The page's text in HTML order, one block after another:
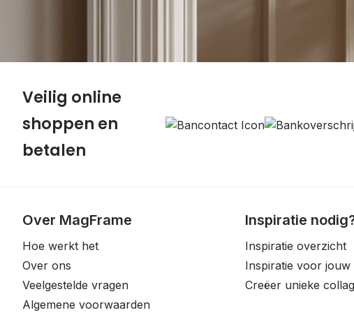
Veilig online
shoppen en
betalen
Over MagFrame
Hoe werkt het
Over ons
Veelgestelde vragen
Algemene voorwaarden
Inspiratie
Inspiratie overzicht
Inspiratie voor
Creëer unieke